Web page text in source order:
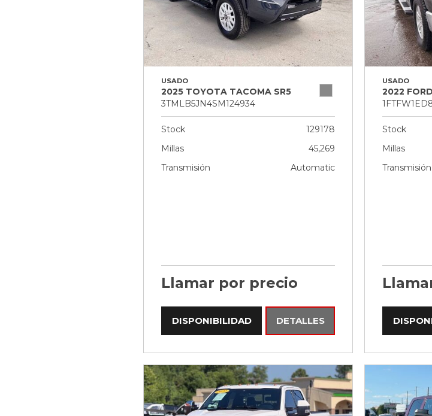
USADO
2025 TOYOTA TACOMA SR5
3TMLB5JN4SM124934
Stock
129178
Millas
45,269
Transmisión
Automatic
Llamar por precio
DISPONIBILIDAD DETALLES
USADO
2022
Stock
Millas
Transmisión